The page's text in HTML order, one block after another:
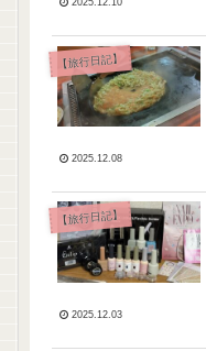
2025.12.10
【旅行日記】
2025.12.08
【旅行日記】
2025.12.03